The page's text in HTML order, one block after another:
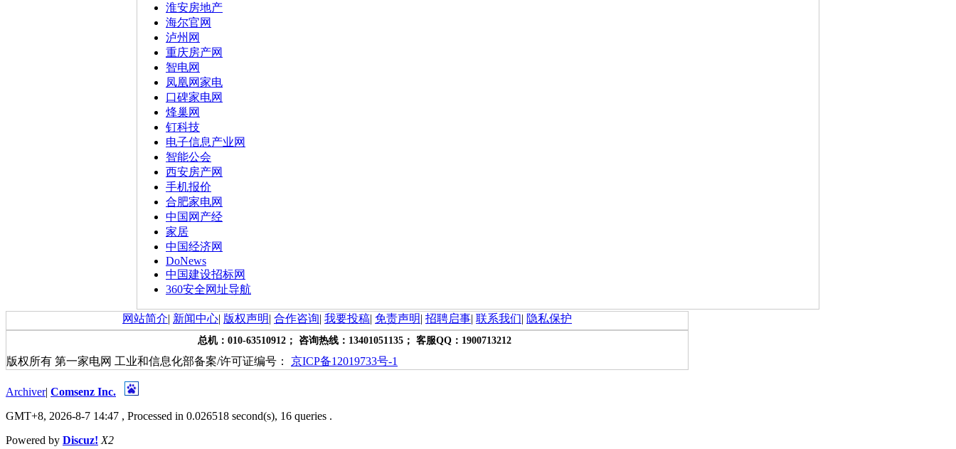
淮安房地产
海尔官网
泸州网
重庆房产网
智电网
凤凰网家电
口碑家电网
烽巢网
钉科技
电子信息产业网
智能公会
西安房产网
手机报价
合肥家电网
中国网产经
家居
中国经济网
DoNews
中国建设招标网
360安全网址导航
网站简介| 新闻中心| 版权声明| 合作咨询| 我要投稿| 免责声明| 招聘启事| 联系我们| 隐私保护
总机：010-63510912； 咨询热线：13401051135； 客服QQ：1900713212
版权所有 第一家电网 工业和信息化部备案/许可证编号： 京ICP备12019733号-1
Archiver| Comsenz Inc.
GMT+8, 2026-8-7 14:47 , Processed in 0.026518 second(s), 16 queries .
Powered by Discuz! X2